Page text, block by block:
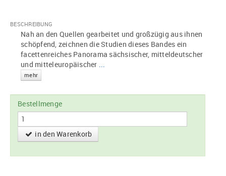
BESCHREIBUNG
Nah an den Quellen gearbeitet und großzügig aus ihnen
schöpfend, zeichnen die Studien dieses Bandes ein
facettenreiches Panorama sächsischer, mitteldeutscher
und mitteleuropäischer ...
mehr
Bestellmenge
in den Warenkorb